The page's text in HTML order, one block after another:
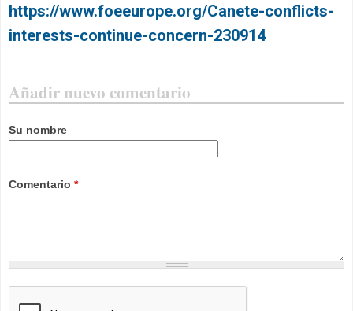
https://www.foeeurope.org/Canete-conflicts-
interests-continue-concern-230914
Añadir nuevo comentario
Su nombre
Comentario *